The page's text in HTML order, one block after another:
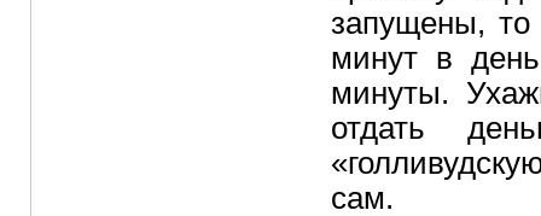
запущены, то
минут в
минуты.
отдать
сам.